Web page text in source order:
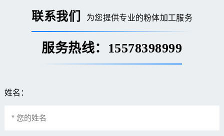
联系我们 为您提供专业的粉体加工服务
服务热线：15578398999
姓名：